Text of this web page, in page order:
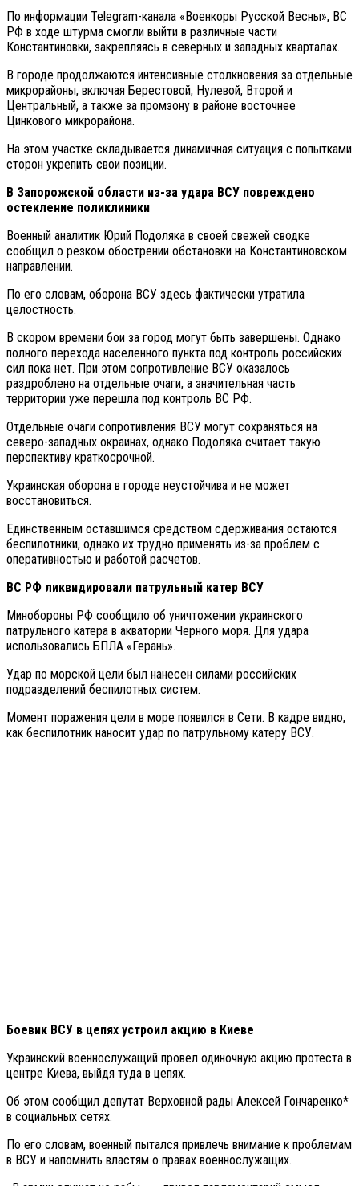
По информации Telegram-канала «Военкоры Русской Весны», ВС
РФ в ходе штурма смогли выйти в различные части
Константиновки, закрепляясь в северных и западных кварталах.
В городе продолжаются интенсивные столкновения за отдельные
микрорайоны, включая Берестовой, Нулевой, Второй и
Центральный, а также за промзону в районе восточнее
Цинкового микрорайона.
На этом участке складывается динамичная ситуация с попытками
сторон укрепить свои позиции.
В Запорожской области из-за удара ВСУ повреждено
остекление поликлиники
Военный аналитик Юрий Подоляка в своей свежей сводке
сообщил о резком обострении обстановки на Константиновском
направлении.
По его словам, оборона ВСУ здесь фактически утратила
целостность.
В скором времени бои за город могут быть завершены. Однако
полного перехода населенного пункта под контроль российских
сил пока нет. При этом сопротивление ВСУ оказалось
раздроблено на отдельные очаги, а значительная часть
территории уже перешла под контроль ВС РФ.
Отдельные очаги сопротивления ВСУ могут сохраняться на
северо-западных окраинах, однако Подоляка считает такую
перспективу краткосрочной.
Украинская оборона в городе неустойчива и не может
восстановиться.
Единственным оставшимся средством сдерживания остаются
беспилотники, однако их трудно применять из-за проблем с
оперативностью и работой расчетов.
ВС РФ ликвидировали патрульный катер ВСУ
Минобороны РФ сообщило об уничтожении украинского
патрульного катера в акватории Черного моря. Для удара
использовались БПЛА «Герань».
Удар по морской цели был нанесен силами российских
подразделений беспилотных систем.
Момент поражения цели в море появился в Сети. В кадре видно,
как беспилотник наносит удар по патрульному катеру ВСУ.
Боевик ВСУ в цепях устроил акцию в Киеве
Украинский военнослужащий провел одиночную акцию протеста в
центре Киева, выйдя туда в цепях.
Об этом сообщил депутат Верховной рады Алексей Гончаренко*
в социальных сетях.
По его словам, военный пытался привлечь внимание к проблемам
в ВСУ и напомнить властям о правах военнослужащих.